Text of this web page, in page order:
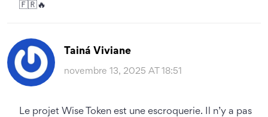
🇫🇷🔥
Tainá Viviane
novembre 13, 2025 AT 18:51
Le projet Wise Token est une escroquerie. Il n’y a pas